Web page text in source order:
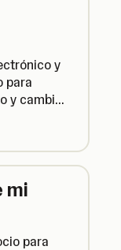
y
para
y cambiar
mi
para